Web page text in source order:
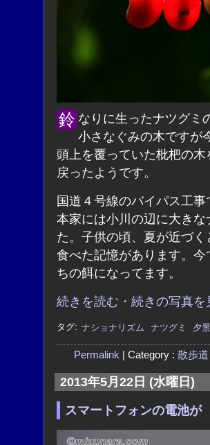
鈴なりに生ったナツグミの実が熟して真っ赤です。
小さなぐみの木ですが
頭上を覆っていた枇杷の
戻ったようです。
国道４号線のバイパス工
本家には小川の辺に大き
た。子供の頃、夏が近づ
食べた記憶があります。
ちの餌になってます。
続きを読む・続きの写真を
タグ: ナショナリズム ナツグミ 夕景
Permalink | Category : 散歩道
2013年5月22日 (水曜日)
スマートフォンの電池が